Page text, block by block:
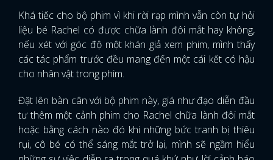
Khá tiếc cho bộ phim vì khi rời rạp mình vẫn còn tự hỏi
liệu bé Rachel có được chữa lành đôi mắt hay không,
nếu xét với góc độ một khán giả xem phim, mình thấy
các tác phẩm trước đều mang đến một cái kết có hậu
cho nhân vật trong phim.
Đặt lên bàn cân với bộ phim này, giá như đạo diễn đầu
tư thêm một cảnh phim cho Rachel chữa lành đôi mắt
hoặc bằng cách nào đó khi những bức tranh bị thiêu
rụi, cô bé có thể sáng mắt trở lại, mình sẽ ngầm hiểu